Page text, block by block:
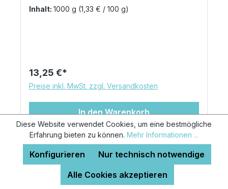
einzeln in einer Folie verpackt, die mit
zu einer Tasse Tee oder Kaffee- Portioniert
und hygienisch verpackt. 200 Portionen zu
je 5g im praktischen Spenderkarton
Inhalt: 1000 g (1,33 € / 100 g)
Regulärer Preis:
13,25 €
Preise inkl. MwSt. zzgl. Versandkosten
In den Warenkorb
Diese Website verwendet Cookies, um eine bestmögliche
Erfahrung bieten zu können. Mehr Informationen ...
Nur technisch notwendige
Konfigurieren
Alle Cookies akzeptieren